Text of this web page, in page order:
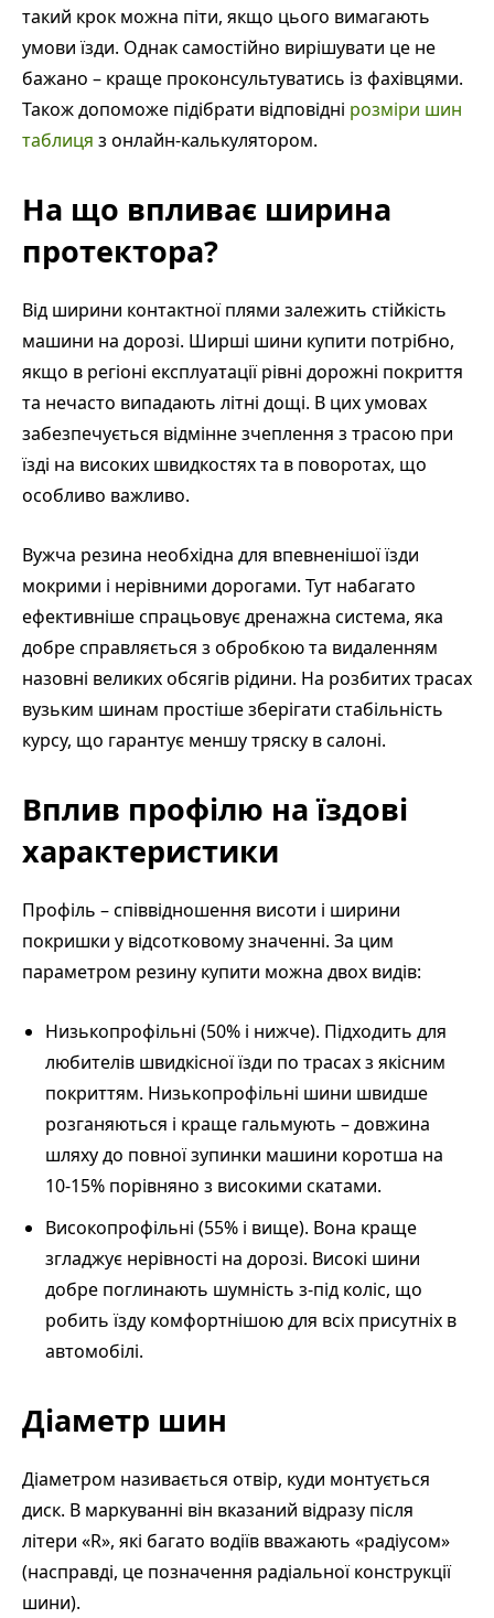
такий крок можна піти, якщо цього вимагають
умови їзди. Однак самостійно вирішувати це не
бажано – краще проконсультуватись із фахівцями.
Також допоможе підібрати відповідні розміри шин
таблиця з онлайн-калькулятором.
На що впливає ширина
протектора?
Від ширини контактної плями залежить стійкість
машини на дорозі. Ширші шини купити потрібно,
якщо в регіоні експлуатації рівні дорожні покриття
та нечасто випадають літні дощі. В цих умовах
забезпечується відмінне зчеплення з трасою при
їзді на високих швидкостях та в поворотах, що
особливо важливо.
Вужча резина необхідна для впевненішої їзди
мокрими і нерівними дорогами. Тут набагато
ефективніше спрацьовує дренажна система, яка
добре справляється з обробкою та видаленням
назовні великих обсягів рідини. На розбитих трасах
вузьким шинам простіше зберігати стабільність
курсу, що гарантує меншу тряску в салоні.
Вплив профілю на їздові
характеристики
Профіль – співвідношення висоти і ширини
покришки у відсотковому значенні. За цим
параметром резину купити можна двох видів:
Низькопрофільні (50% і нижче). Підходить для
любителів швидкісної їзди по трасах з якісним
покриттям. Низькопрофільні шини швидше
розганяються і краще гальмують – довжина
шляху до повної зупинки машини коротша на
10-15% порівняно з високими скатами.
Високопрофільні (55% і вище). Вона краще
згладжує нерівності на дорозі. Високі шини
добре поглинають шумність з-під коліс, що
робить їзду комфортнішою для всіх присутніх в
автомобілі.
Діаметр шин
Діаметром називається отвір, куди монтується
диск. В маркуванні він вказаний відразу після
літери «R», які багато водіїв вважають «радіусом»
(насправді, це позначення радіальної конструкції
шини).